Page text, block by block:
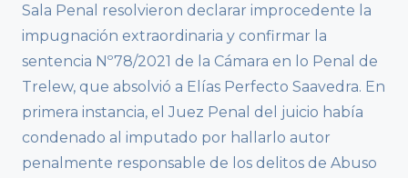
Sala Penal resolvieron declarar improcedente la
impugnación extraordinaria y confirmar la
sentencia Nº78/2021 de la Cámara en lo Penal de
Trelew, que absolvió a Elías Perfecto Saavedra. En
primera instancia, el Juez Penal del juicio había
condenado al imputado por hallarlo autor
penalmente responsable de los delitos de Abuso